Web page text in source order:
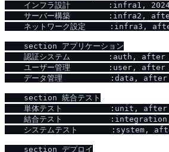
インフラ設計        :infra1,
サーバー構築        :infra2,
ネットワーク設定     :infra3,
    section アプリケーション
認証システム        :auth,
ユーザー管理        :user,
データ管理          :data,
    section 統合テスト
単体テスト          :unit,
結合テスト
システムテスト       :system,
    section デプロイ